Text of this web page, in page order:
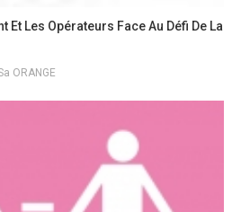
Et Les Opérateurs Face Au Défi De La
ORANGE